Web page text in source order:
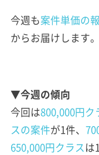
今週も案件単価の
からお届けします。
▼今週の傾向
今回は800,000円ク
スの案件が1件、
650,000円クラスは